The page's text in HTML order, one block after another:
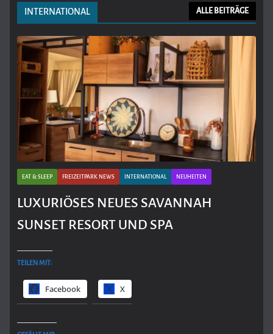
INTERNATIONAL ALLE BEITRÄGE
EAT & SLEEP FREIZEITPARK NEWS INTERNATIONAL NEUHEITEN
LUXURIÖSES NEUES SAVANNAH
SUNSET RESORT UND SPA
TEILEN MIT:
Facebook X